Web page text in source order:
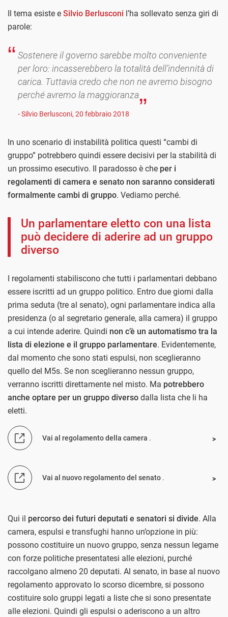
Il tema esiste e Silvio Berlusconi l’ha sollevato senza giri di
parole:
Sostenere il governo sarebbe molto conveniente
per loro: incasserebbero la totalità dell’indennità di
carica. Tuttavia credo che non ne avremo bisogno
perché avremo la maggioranza
- Silvio Berlusconi, 20 febbraio 2018
In uno scenario di instabilità politica questi “cambi di
gruppo” potrebbero quindi essere decisivi per la stabilità di
un prossimo esecutivo. Il paradosso è che per i
regolamenti di camera e senato non saranno considerati
formalmente cambi di gruppo. Vediamo perché.
Un parlamentare eletto con una lista
può decidere di aderire ad un gruppo
diverso
I regolamenti stabiliscono che tutti i parlamentari debbano
essere iscritti ad un gruppo politico. Entro due giorni dalla
prima seduta (tre al senato), ogni parlamentare indica alla
presidenza (o al segretario generale, alla camera) il gruppo
a cui intende aderire. Quindi non c’è un automatismo tra la
lista di elezione e il gruppo parlamentare. Evidentemente,
dal momento che sono stati espulsi, non sceglieranno
quello del M5s. Se non sceglieranno nessun gruppo,
verranno iscritti direttamente nel misto. Ma potrebbero
anche optare per un gruppo diverso dalla lista che li ha
eletti.
Vai al regolamento della camera .
Vai al nuovo regolamento del senato .
Qui il percorso dei futuri deputati e senatori si divide. Alla
camera, espulsi e transfughi hanno un’opzione in più:
possono costituire un nuovo gruppo, senza nessun legame
con forze politiche presentatesi alle elezioni, purché
raccolgano almeno 20 deputati. Al senato, in base al nuovo
regolamento approvato lo scorso dicembre, si possono
costituire solo gruppi legati a liste che si sono presentate
alle elezioni. Quindi gli espulsi o aderiscono a un altro